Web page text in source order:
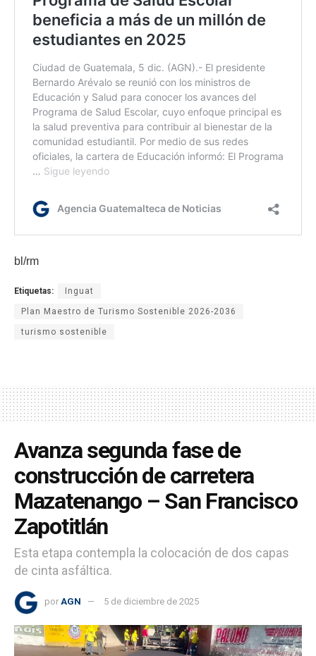
bl/rm
Etiquetas: Inguat
Plan Maestro de Turismo Sostenible 2026-2036
turismo sostenible
Avanza segunda fase de
construcción de carretera
Mazatenango – San Francisco
Zapotitlán
Esta etapa contempla la colocación de dos capas
de cinta asfáltica.
por AGN 5 de diciembre de 2025